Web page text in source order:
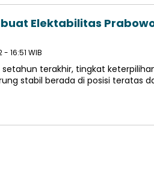
Elektabilitas
- 16:51 WIB
setahun terakhir, tingkat
stabil berada di posisi teratas